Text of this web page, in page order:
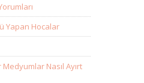
Yapan Hocalar
Nasıl Ayırt